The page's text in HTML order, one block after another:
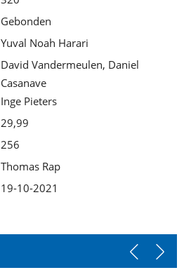
Gebonden
Yuval Noah Harari
David Vandermeulen, Daniel
Casanave
Inge Pieters
29,99
256
Thomas Rap
19-10-2021